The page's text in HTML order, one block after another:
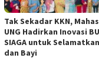
Tak Sekadar KKN,
UNG Hadirkan Inovasi
SIAGA untuk
dan Bayi